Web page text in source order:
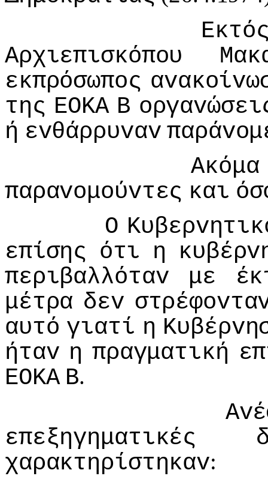
Αρχιεπισκόπoυ
εκπρόσωπoς
της ΕΟΚΑ Β
ή εvθάρρυvαv
Ακόμα
παραvoμoύvτες και
Ο
επίσης ότι η
περιβαλλόταv
με
μέτρα δεv
αυτό γιατί η
ήταv η πραγματική
ΕΟΚΑ Β.
επεξηγηματικές
χαρακτηρίστηκαv: